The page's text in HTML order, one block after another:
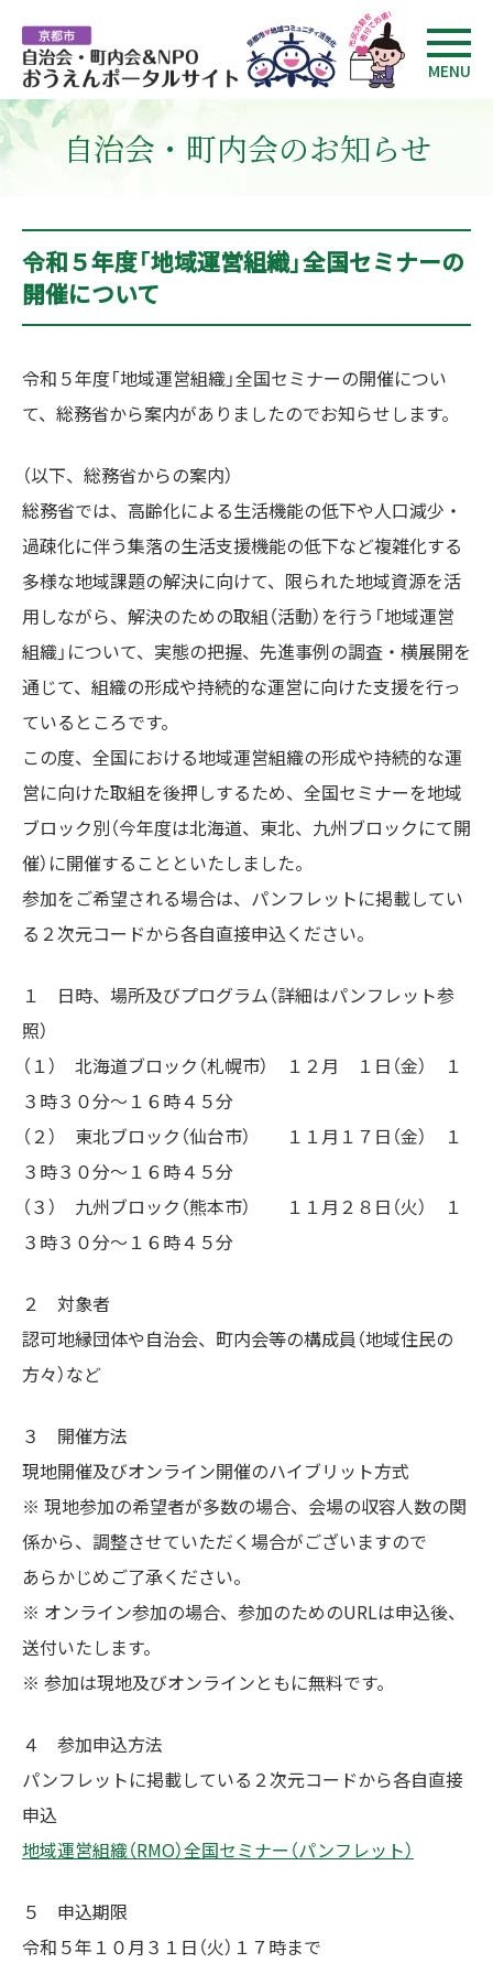
MENU
自治会・町内会のお知らせ
令和５年度「地域運営組織」全国セミナーの
開催について
令和５年度「地域運営組織」全国セミナーの開催につい
て、総務省から案内がありましたのでお知らせします。
（以下、総務省からの案内）
総務省では、高齢化による生活機能の低下や人口減少・
過疎化に伴う集落の生活支援機能の低下など複雑化する
多様な地域課題の解決に向けて、限られた地域資源を活
用しながら、解決のための取組（活動）を行う「地域運営
組織」について、実態の把握、先進事例の調査・横展開を
通じて、組織の形成や持続的な運営に向けた支援を行っ
ているところです。
この度、全国における地域運営組織の形成や持続的な運
営に向けた取組を後押しするため、全国セミナーを地域
ブロック別（今年度は北海道、東北、九州ブロックにて開
催）に開催することといたしました。
参加をご希望される場合は、パンフレットに掲載してい
る２次元コードから各自直接申込ください。
１ 日時、場所及びプログラム（詳細はパンフレット参
照）
（１） 北海道ブロック（札幌市） １２月 １日（金） １
３時３０分～１６時４５分
（２） 東北ブロック（仙台市） １１月１７日（金） １
３時３０分～１６時４５分
（３） 九州ブロック（熊本市） １１月２８日（火） １
３時３０分～１６時４５分
２ 対象者
認可地縁団体や自治会、町内会等の構成員（地域住民の
方々）など
３ 開催方法
現地開催及びオンライン開催のハイブリット方式
※ 現地参加の希望者が多数の場合、会場の収容人数の関
係から、調整させていただく場合がございますので
あらかじめご了承ください。
※ オンライン参加の場合、参加のためのURLは申込後、
送付いたします。
※ 参加は現地及びオンラインともに無料です。
４ 参加申込方法
パンフレットに掲載している２次元コードから各自直接
申込
地域運営組織（RMO）全国セミナー（パンフレット）
５ 申込期限
令和５年１０月３１日（火）１７時まで